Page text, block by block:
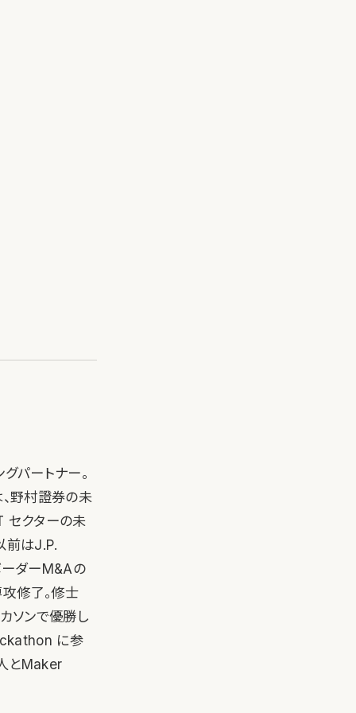
パートナー。
野村證券の未
セクターの未
前はJ.P.
ダーM&Aの
修了。修士
ソンで優勝し
に参
とMaker